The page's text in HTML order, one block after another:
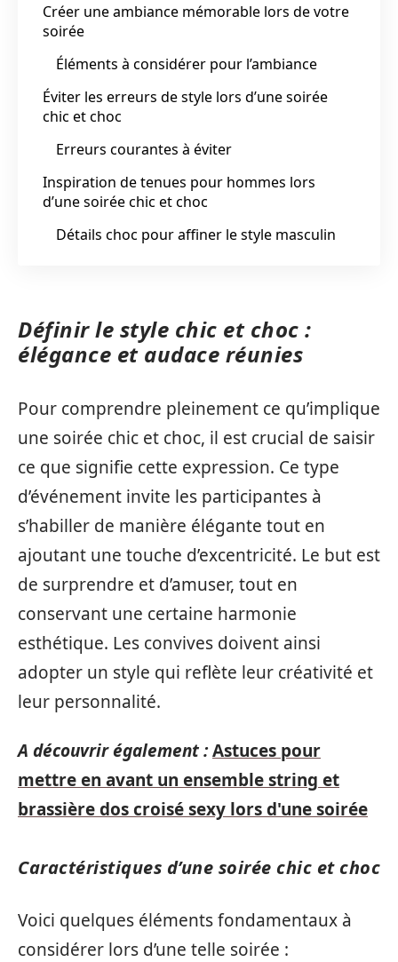
Créer une ambiance mémorable lors de votre
soirée
Éléments à considérer pour l’ambiance
Éviter les erreurs de style lors d’une soirée
chic et choc
Erreurs courantes à éviter
Inspiration de tenues pour hommes lors
d’une soirée chic et choc
Détails choc pour affiner le style masculin
Définir le style chic et choc :
élégance et audace réunies
Pour comprendre pleinement ce qu’implique
une soirée chic et choc, il est crucial de saisir
ce que signifie cette expression. Ce type
d’événement invite les participantes à
s’habiller de manière élégante tout en
ajoutant une touche d’excentricité. Le but est
de surprendre et d’amuser, tout en
conservant une certaine harmonie
esthétique. Les convives doivent ainsi
adopter un style qui reflète leur créativité et
leur personnalité.
A découvrir également :Astuces pour
mettre en avant un ensemble string et
brassière dos croisé sexy lors d'une soirée
Caractéristiques d’une soirée chic et choc
Voici quelques éléments fondamentaux à
considérer lors d’une telle soirée :